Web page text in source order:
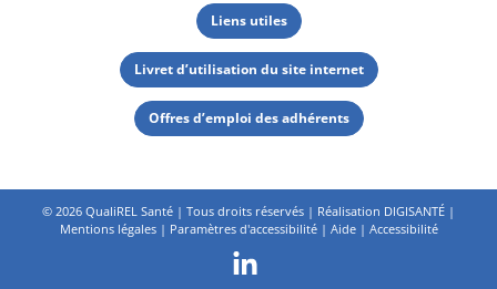
Liens utiles
Livret d’utilisation du site internet
Offres d’emploi des adhérents
© 2026 QualiREL Santé | Tous droits réservés | Réalisation DIGISANTÉ |
Mentions légales| Paramètres d'accessibilité| Aide| Accessibilité